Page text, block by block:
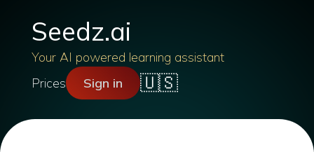
Seedz.ai
Your AI powered learning assistant
Prices
Sign in 🇺🇸